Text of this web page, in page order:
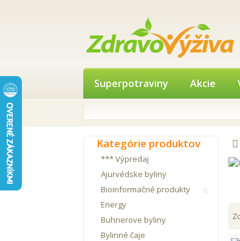
Superpotraviny Akcie
Kategórie produktov
*** Výpredaj
Ajurvédske byliny
Bioinformačné produkty
Energy
Buhnerove byliny
Bylinné čaje